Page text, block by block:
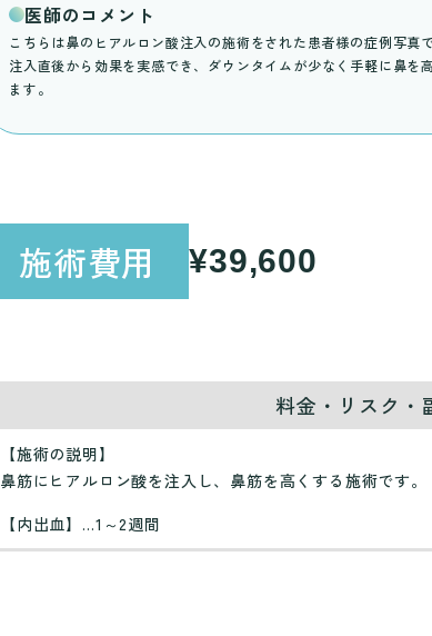
医師のコメント
こちらは鼻のヒアルロン酸注入の施術をされた患者様の症例写真で
注入直後から効果を実感でき、ダウンタイムが少なく手軽に鼻を
ます。
施術費用 ¥39,600
料金・リスク・
【施術の説明】
鼻筋にヒアルロン酸を注入し、鼻筋を高くする施術です。
【内出血】…1～2週間